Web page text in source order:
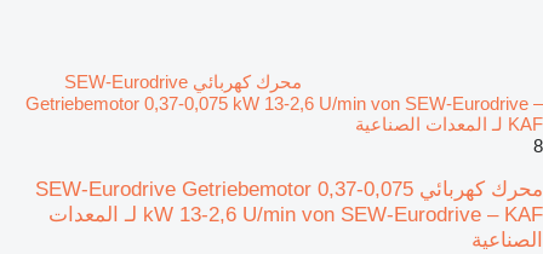
محرك كهربائي SEW-Eurodrive
Getriebemotor 0,37-0,075 kW 13-2,6 U/min von SEW-Eurodrive –
KAF لـ المعدات الصناعية
8
محرك كهربائي SEW-Eurodrive Getriebemotor 0,37-0,075
kW 13-2,6 U/min von SEW-Eurodrive – KAF لـ المعدات
الصناعية